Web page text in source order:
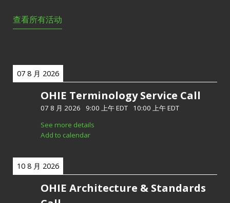
查看所有活动
07 8 月 2026
OHIE Terminology Service Call
07 8 月 2026 9:00 上午 EDT
10:00 上午 EDT
See more details
Add to calendar
10 8 月 2026
OHIE Architecture & Standards